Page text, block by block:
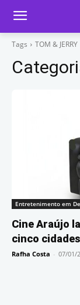
Tags TOM & JERRY
Entretenimento em
Cine Araújo
cinco
Rafha Costa - 07/01/